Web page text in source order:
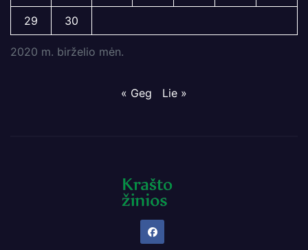
2020 m. birželio mėn.
29 30
« Geg Lie »